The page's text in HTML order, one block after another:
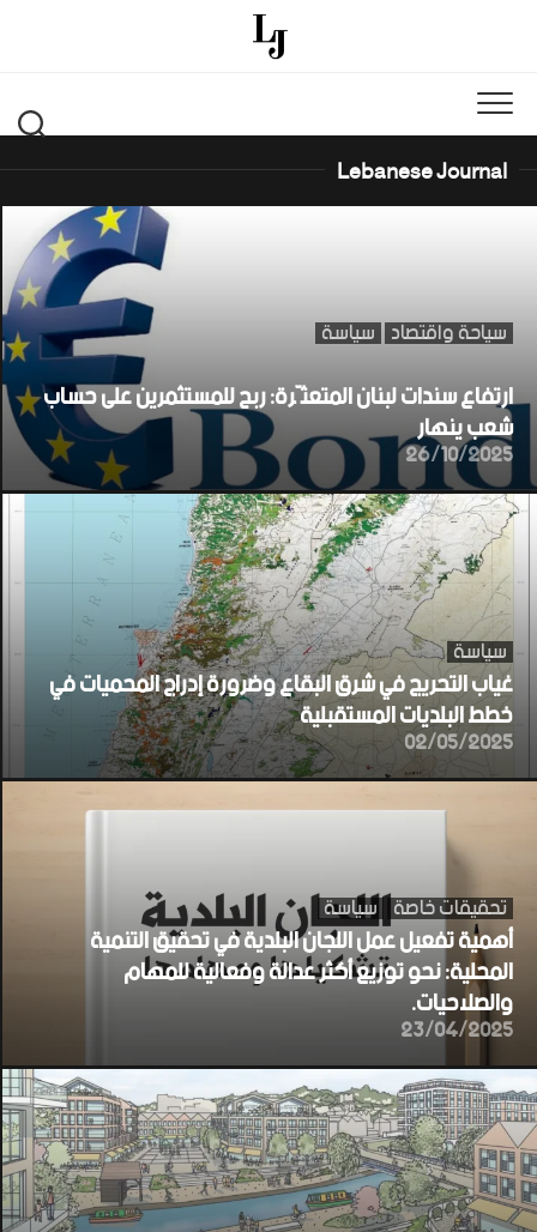
Lebanese Journal
سياحة واقتصاد سياسة
ارتفاع سندات لبنان المتعثّرة: ربح للمستثمرين على حساب
شعب ينهار
26/10/2025
سياسة
غياب التحريج في شرق البقاع وضرورة إدراج المحميات في
خطط البلديات المستقبلية
02/05/2025
تحقيقات خاصة سياسة
أهمية تفعيل عمل اللجان البلدية في تحقيق التنمية
المحلية: نحو توزيع أكثر عدالة وفعالية للمهام
والصلاحيات.
23/04/2025